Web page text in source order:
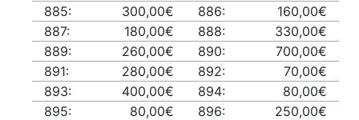
885:
300,00€ 886:
160,00€
887:
180,00€ 888:
330,00€
889:
260,00€ 890:
700,00€
891:
280,00€ 892:
70,00€
893:
400,00€ 894:
80,00€
895:
80,00€ 896: 250,00€